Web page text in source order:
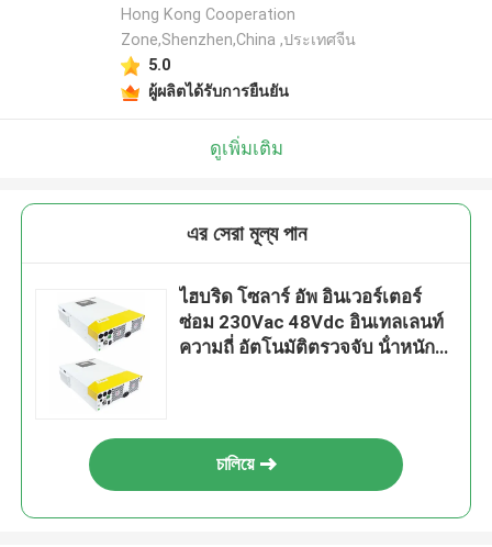
Hong Kong Cooperation
Zone,Shenzhen,China ,ประเทศจีน
5.0
ผู้ผลิตได้รับการยืนยัน
ดูเพิ่มเติม
এর সেরা মূল্য পান
ไฮบริด โซลาร์ อัพ อินเวอร์เตอร์
ซ่อม 230Vac 48Vdc อินเทลเลนท์
ความถี่ อัตโนมัติตรวจจับ น้ําหนัก
চালিয়ে